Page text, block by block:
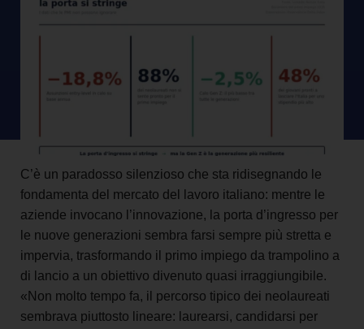
C’è un paradosso silenzioso che sta ridisegnando le
fondamenta del mercato del lavoro italiano: mentre le
aziende invocano l’innovazione, la porta d’ingresso per
le nuove generazioni sembra farsi sempre più stretta e
impervia, trasformando il primo impiego da trampolino a
di lancio a un obiettivo divenuto quasi irraggiungibile.
« Non molto tempo fa, il percorso tipico dei neolaureati
sembrava piuttosto lineare: laurearsi, candidarsi per